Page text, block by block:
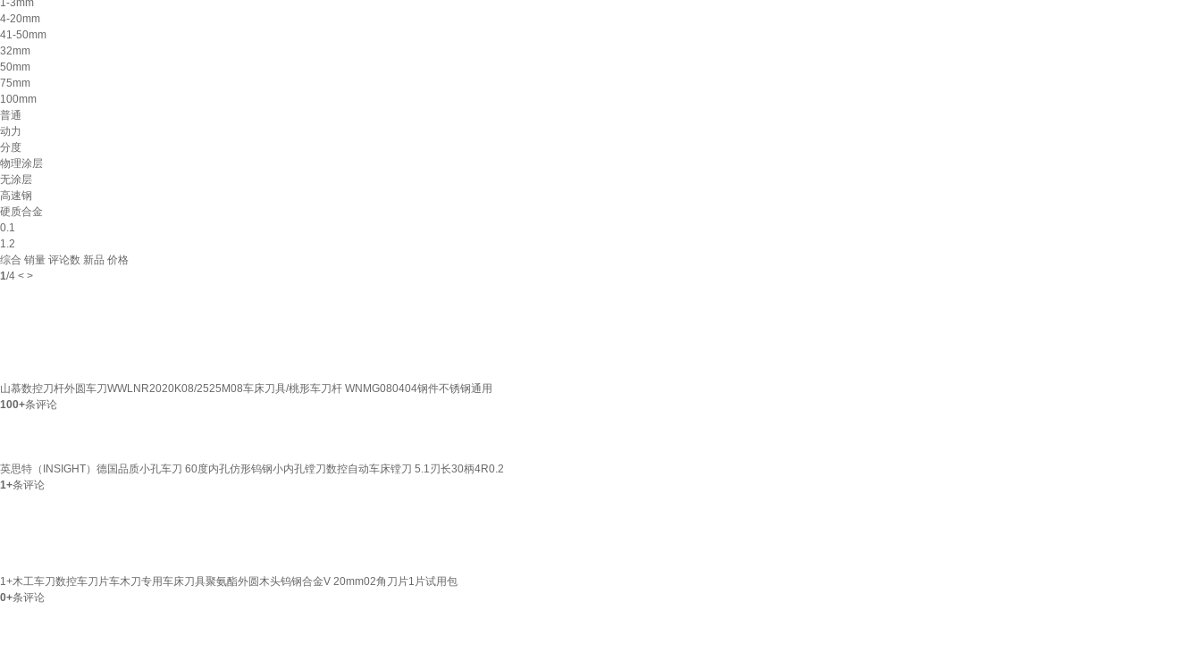
1-3mm
4-20mm
41-50mm
32mm
50mm
75mm
100mm
普通
动力
分度
物理涂层
无涂层
高速钢
硬质合金
0.1
1.2
综合 销量 评论数 新品 价格
1/4 < >
山慕数控刀杆外圆车刀WWLNR2020K08/2525M08车床刀具/桃形车刀杆 WNMG080404钢件不锈钢通用
100+条评论
英思特（INSIGHT）德国品质小孔车刀 60度内孔仿形钨钢小内孔镗刀数控自动车床镗刀 5.1刃长30柄4R0.2
1+条评论
1+木工车刀数控车刀片车木刀专用车床刀具聚氨酯外圆木头钨钢合金V 20mm02角刀片1片试用包
0+条评论